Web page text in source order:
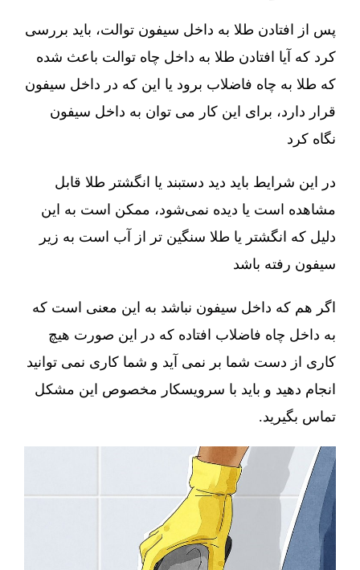
پس از افتادن طلا به داخل سیفون توالت، باید بررسی
کرد که آیا افتادن طلا به داخل چاه توالت باعث شده
که طلا به چاه فاضلاب برود یا این که در داخل سیفون
قرار دارد، برای این کار می توان به داخل سیفون
نگاه کرد
در این شرایط باید دید دستبند یا انگشتر طلا قابل
مشاهده است یا دیده نمی‌شود، ممکن است به این
دلیل که انگشتر یا طلا سنگین تر از آب است به زیر
سیفون رفته باشد
اگر هم که داخل سیفون نباشد به این معنی است که
به داخل چاه فاضلاب افتاده که در این صورت هیچ
کاری از دست شما بر نمی آید و شما کاری نمی توانید
انجام دهید و باید با سرویسکار مخصوص این مشکل
تماس بگیرید.